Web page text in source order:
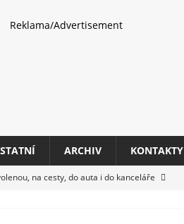
Reklama/Advertisement
ARCHIV KONTAKTY
na cesty, do auta i do kanceláře